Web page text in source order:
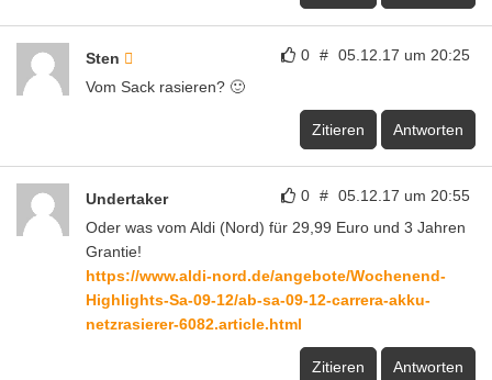
0 # 05.12.17 um 20:25
Sten
Vom Sack rasieren? 🙂
Zitieren Antworten
0 # 05.12.17 um 20:55
Undertaker
Oder was vom Aldi (Nord) für 29,99 Euro und 3 Jahren
Grantie!
https://www.aldi-nord.de/angebote/Wochenend-
Highlights-Sa-09-12/ab-sa-09-12-carrera-akku-
netzrasierer-6082.article.html
Zitieren Antworten